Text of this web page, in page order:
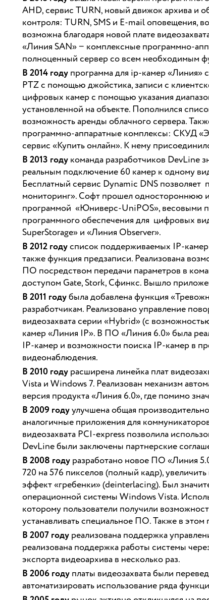
AHD, сервис TURN, новый движок архива и
контроля: TURN, SMS и E-mail оповещения,
возможна благодаря новой плате
«Линия SAN» − комплексные программно-
полноценный сервер со всем необходимым
В 2014 годупрограмма для ip-камер «Линия»
PTZ с помощью джойстика, записи с
цифровых камер с помощью указания
установленной на объекте. Пополнился
возможность аренды облачного сервера.
программно-аппаратные комплексы: СКУД
сервис «Купить онлайн». К нему
В 2013 годукоманда разработчиков DevLine
реальным подключение 60 камер к одному
Бесплатный сервис Dynamic DNS
мониторинг». Софт прошел одностороннюю
программой «Юниверс-UniPOS», весовыми
программного обеспечения для цифровых
SuperStorage» и «Линия Observer».
В 2012 годусписок поддерживаемых IP-
также функция предзаписи. Реализована
ПО посредством передачи параметров в
доступом Gate, Stork, Сфинкс. Вышло
В 2011 годубыла добавлена функция
разработчикам. Реализовано управление
видеозахвата серии «Hybrid» (с
камер «Линия IP». В ПО «Линия 6.0» была
IP-камер и возможности поиска IP-камер в
видеонаблюдения.
В 2010 годурасширена линейка плат
Vista и Windows 7. Реализован механизм
версия продукта «Линия 6.0», где помимо
В 2009 годуулучшена общая
аналогичные приложения для
видеозахвата PCI-express позволила
DevLine были заключены партнерские
В 2008 годуразработано новое ПО «Линия
720 на 576 пикселов (полный кадр),
эффект «гребенки» (deinterlacing). Был
операционной системы Windows Vista.
которому пользователи получили
устанавливать специальное ПО. Также в
В 2007 годуреализована поддержка
реализована поддержка работы системы
экспорта видеоархива в несколько раз.
В 2006 годуплаты видеозахвата были
автоматизировать использование ряда